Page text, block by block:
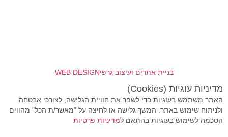
בניית אתרים ועיצוב גרפיWEB DESIGN
מדיניות עוגיות (Cookies)
האתר משתמש בעוגיות כדי לשפר את חוויית הגלישה, לצורכי אבטחה
ולניתוח שימוש באתר. המשך גלישה או לחיצה על "מאשר/ת הכל" מהווים
הסכמה לשימוש בעוגיות בהתאם ל מדיניות פרטיות